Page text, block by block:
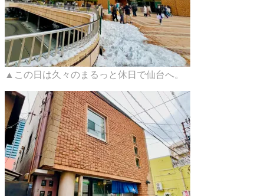
▲この日は久々のまるっと休日で仙台へ。